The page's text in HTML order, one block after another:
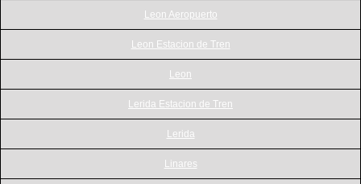
Leon Aeropuerto
Leon Estacion de Tren
Leon
Lerida Estacion de Tren
Lerida
Linares